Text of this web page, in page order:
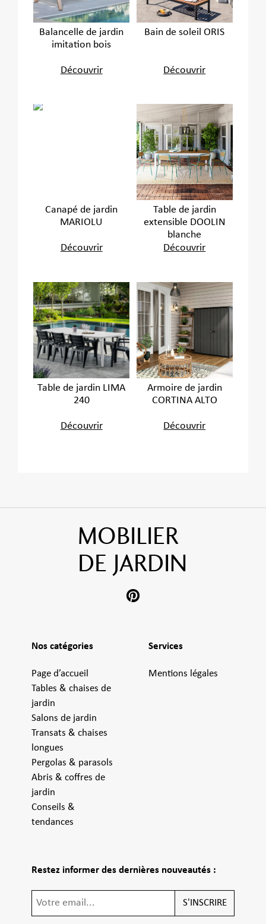
Balancelle de jardin
imitation bois
Découvrir
Bain de soleil ORIS
Découvrir
Canapé de jardin
MARIOLU
Découvrir
Table de jardin
extensible DOOLIN
blanche
Découvrir
Table de jardin LIMA
240
Découvrir
Armoire de jardin
CORTINA ALTO
Découvrir
MOBILIER
DE JARDIN
Nos catégories
Page d’accueil
Tables & chaises de
jardin
Salons de jardin
Transats & chaises
longues
Pergolas & parasols
Abris & coffres de
jardin
Conseils &
tendances
Services
Mentions légales
Restez informer des dernières nouveautés :